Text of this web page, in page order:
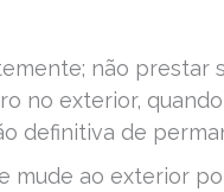
não prestar
no exterior,
definitiva de
mude ao exterior